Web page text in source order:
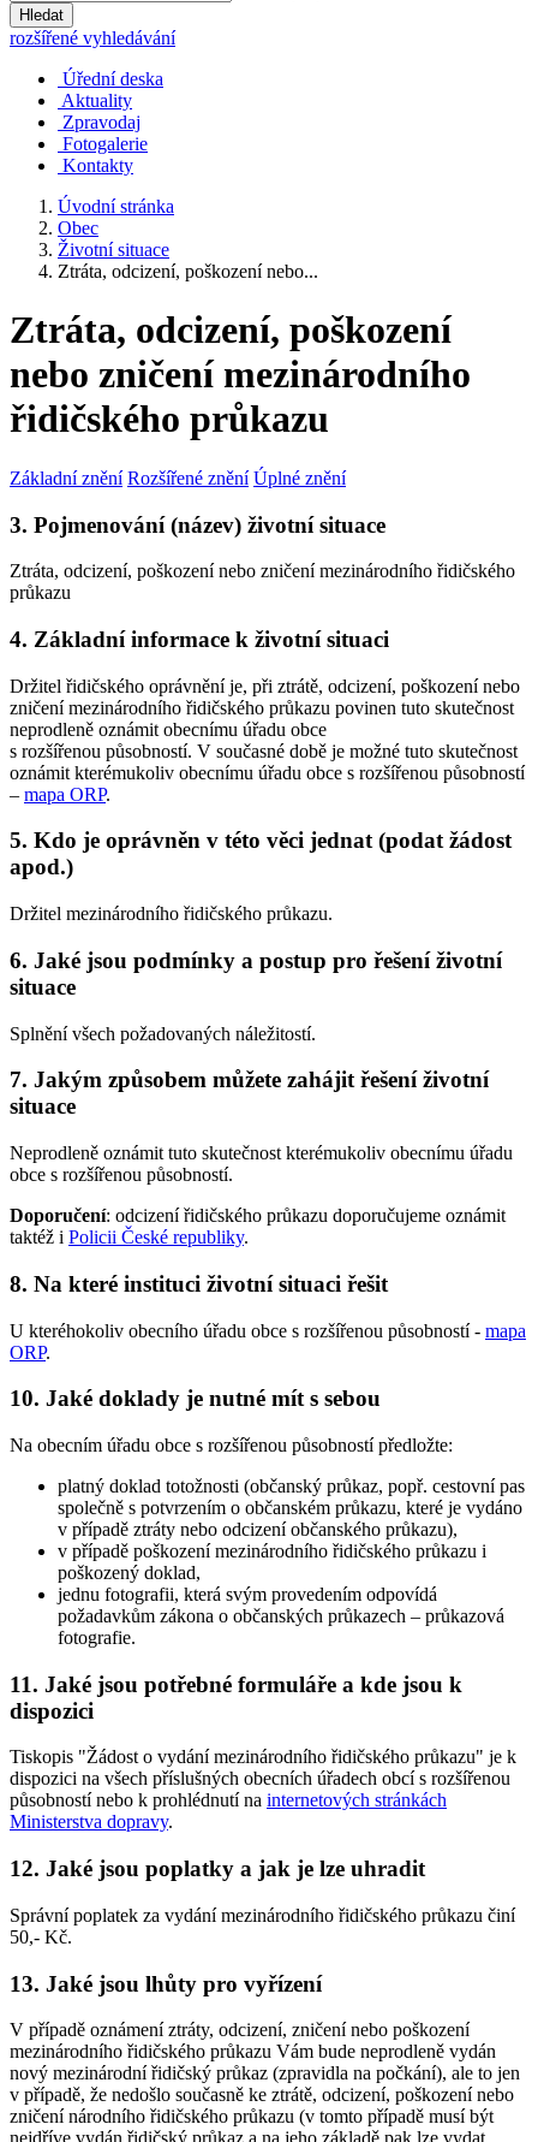
Hledat
rozšířené vyhledávání
Úřední deska
Aktuality
Zpravodaj
Fotogalerie
Kontakty
Úvodní stránka
Obec
Životní situace
Ztráta, odcizení, poškození nebo...
Ztráta, odcizení, poškození
nebo zničení mezinárodního
řidičského průkazu
Základní znění Rozšířené znění Úplné znění
3. Pojmenování (název) životní situace
Ztráta, odcizení, poškození nebo zničení mezinárodního řidičského
průkazu
4. Základní informace k životní situaci
Držitel řidičského oprávnění je, při ztrátě, odcizení, poškození nebo
zničení mezinárodního řidičského průkazu povinen tuto skutečnost
neprodleně oznámit obecnímu úřadu obce
s rozšířenou působností. V současné době je možné tuto skutečnost
oznámit kterémukoliv obecnímu úřadu obce s rozšířenou působností
– mapa ORP.
5. Kdo je oprávněn v této věci jednat (podat žádost
apod.)
Držitel mezinárodního řidičského průkazu.
6. Jaké jsou podmínky a postup pro řešení životní
situace
Splnění všech požadovaných náležitostí.
7. Jakým způsobem můžete zahájit řešení životní
situace
Neprodleně oznámit tuto skutečnost kterémukoliv obecnímu úřadu
obce s rozšířenou působností.
Doporučení: odcizení řidičského průkazu doporučujeme oznámit
taktéž i Policii České republiky.
8. Na které instituci životní situaci řešit
U kteréhokoliv obecního úřadu obce s rozšířenou působností - mapa
ORP.
10. Jaké doklady je nutné mít s sebou
Na obecním úřadu obce s rozšířenou působností předložte:
platný doklad totožnosti (občanský průkaz, popř. cestovní pas
společně s potvrzením o občanském průkazu, které je vydáno
v případě ztráty nebo odcizení občanského průkazu),
v případě poškození mezinárodního řidičského průkazu i
poškozený doklad,
jednu fotografii, která svým provedením odpovídá
požadavkům zákona o občanských průkazech – průkazová
fotografie.
11. Jaké jsou potřebné formuláře a kde jsou k
dispozici
Tiskopis "Žádost o vydání mezinárodního řidičského průkazu" je k
dispozici na všech příslušných obecních úřadech obcí s rozšířenou
působností nebo k prohlédnutí na internetových stránkách
Ministerstva dopravy.
12. Jaké jsou poplatky a jak je lze uhradit
Správní poplatek za vydání mezinárodního řidičského průkazu činí
50,- Kč.
13. Jaké jsou lhůty pro vyřízení
V případě oznámení ztráty, odcizení, zničení nebo poškození
mezinárodního řidičského průkazu Vám bude neprodleně vydán
nový mezinárodní řidičský průkaz (zpravidla na počkání), ale to jen
v případě, že nedošlo současně ke ztrátě, odcizení, poškození nebo
zničení národního řidičského průkazu (v tomto případě musí být